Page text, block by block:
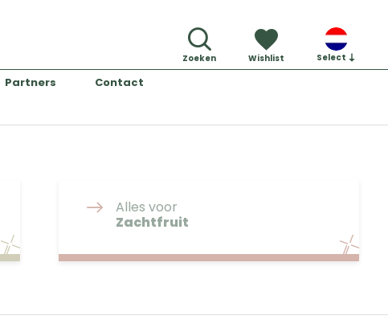
Zoeken Wishlist Select
Partners Contact
Alles voor
Zachtfruit